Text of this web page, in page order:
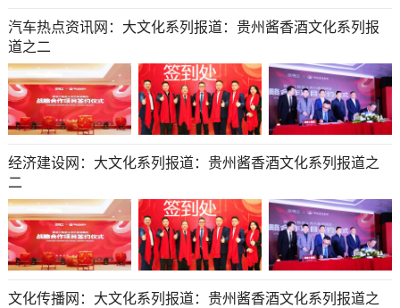
汽车热点资讯网：大文化系列报道：贵州酱香酒文化系列报
道之二
经济建设网：大文化系列报道：贵州酱香酒文化系列报道之
二
文化传播网：大文化系列报道：贵州酱香酒文化系列报道之